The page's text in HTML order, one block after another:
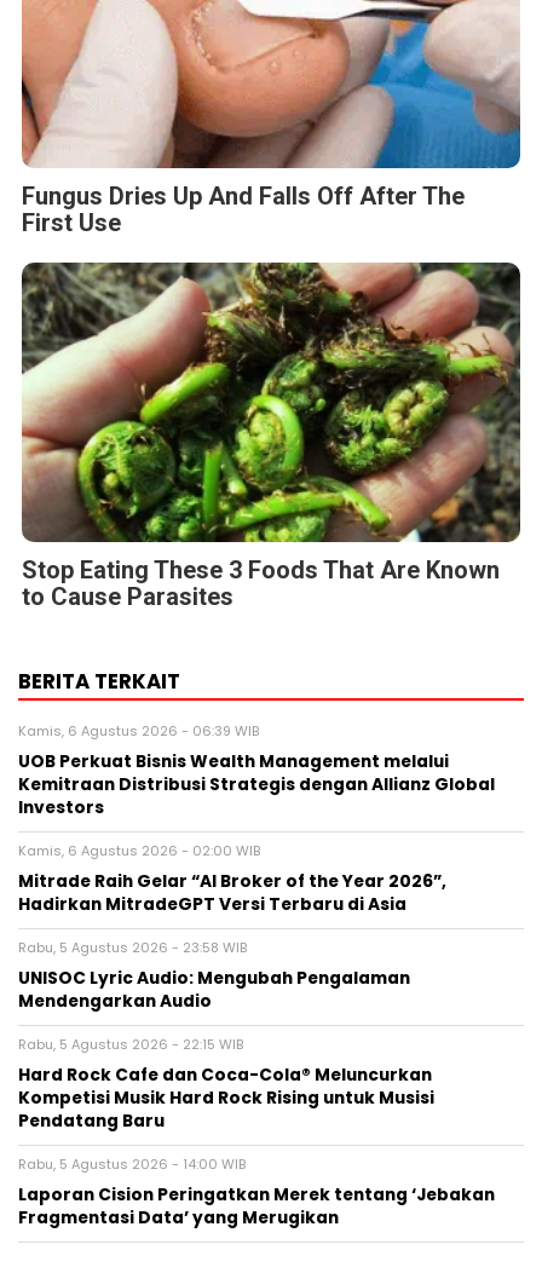
Fungus Dries Up And Falls Off After The
First Use
Stop Eating These 3 Foods That Are Known
to Cause Parasites
BERITA TERKAIT
Kamis, 6 Agustus 2026 - 06:39 WIB
UOB Perkuat Bisnis Wealth Management melalui
Kemitraan Distribusi Strategis dengan Allianz Global
Investors
Kamis, 6 Agustus 2026 - 02:00 WIB
Mitrade Raih Gelar “AI Broker of the Year 2026”,
Hadirkan MitradeGPT Versi Terbaru di Asia
Rabu, 5 Agustus 2026 - 23:58 WIB
UNISOC Lyric Audio: Mengubah Pengalaman
Mendengarkan Audio
Rabu, 5 Agustus 2026 - 22:15 WIB
Hard Rock Cafe dan Coca-Cola® Meluncurkan
Kompetisi Musik Hard Rock Rising untuk Musisi
Pendatang Baru
Rabu, 5 Agustus 2026 - 14:00 WIB
Laporan Cision Peringatkan Merek tentang ‘Jebakan
Fragmentasi Data’ yang Merugikan